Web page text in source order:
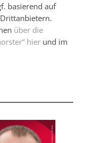
basierend auf
über die
hierund im